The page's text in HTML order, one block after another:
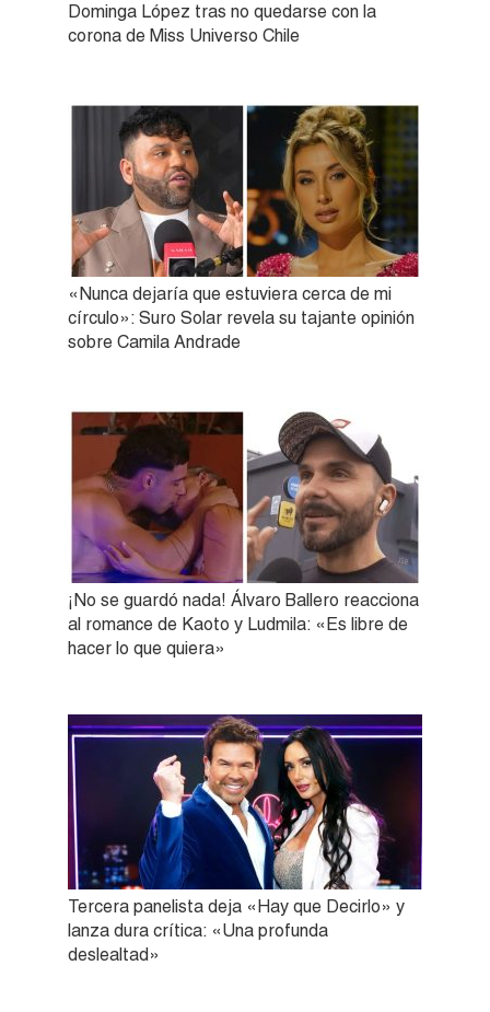
Dominga López tras no quedarse con la
corona de Miss Universo Chile
«Nunca dejaría que estuviera cerca de mi
círculo»: Suro Solar revela su tajante opinión
sobre Camila Andrade
¡No se guardó nada! Álvaro Ballero reacciona
al romance de Kaoto y Ludmila: «Es libre de
hacer lo que quiera»
Tercera panelista deja «Hay que Decirlo» y
lanza dura crítica: «Una profunda
deslealtad»